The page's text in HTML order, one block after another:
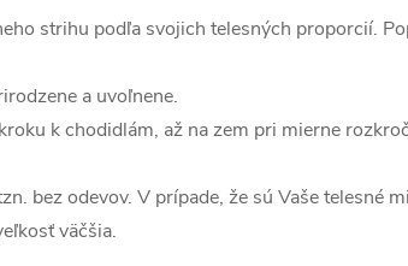
strihu podľa svojich telesných proporcií.
a uvoľnene.
k chodidlám, až na zem pri mierne
bez odevov. V prípade, že sú Vaše telesné
väčšia.